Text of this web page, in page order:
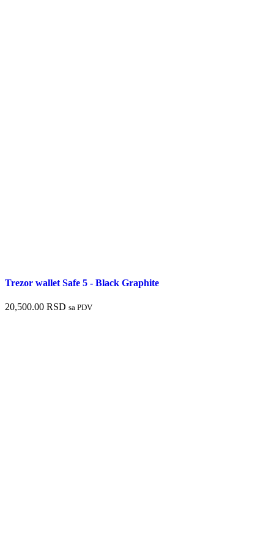
Trezor wallet Safe 5 - Black Graphite
20,500.00 RSD sa PDV